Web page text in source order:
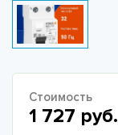
Стоимость
1 727 руб.